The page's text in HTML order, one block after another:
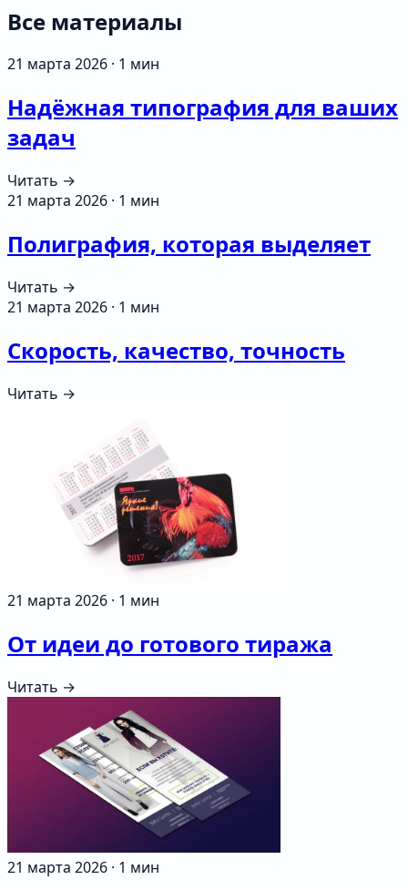
Все материалы
21 марта 2026 · 1 мин
Надёжная типография для ваших
задач
Читать →
21 марта 2026 · 1 мин
Полиграфия, которая выделяет
Читать →
21 марта 2026 · 1 мин
Скорость, качество, точность
Читать →
21 марта 2026 · 1 мин
От идеи до готового тиража
Читать →
21 марта 2026 · 1 мин